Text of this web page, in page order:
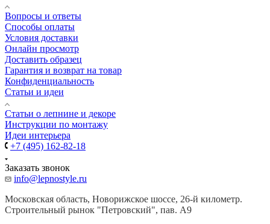
Вопросы и ответы
Способы оплаты
Условия доставки
Онлайн просмотр
Доставить образец
Гарантия и возврат на товар
Конфиденциальность
Статьи и идеи
Cтатьи о лепнине и декоре
Инструкции по монтажу
Идеи интерьера
+7 (495) 162-82-18
Заказать звонок
info@lepnostyle.ru
Московская область, Новорижское шоссе, 26-й километр.
Строительный рынок "Петровский", пав. А9